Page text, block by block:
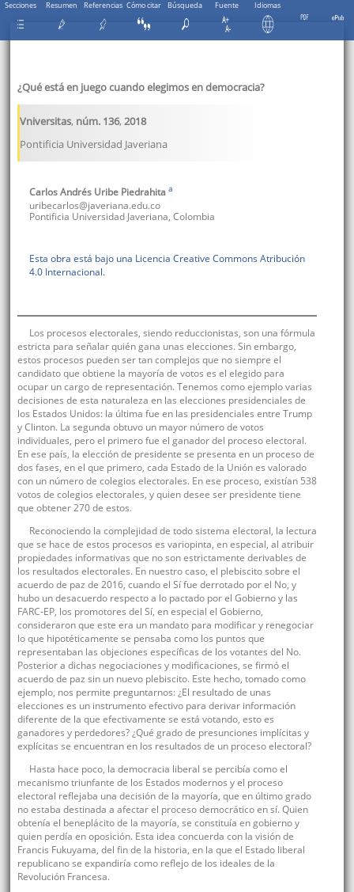
Secciones Resumen Referencias Cómo citar Búsqueda Fuente Idiomas
¿Qué está en juego cuando elegimos en democracia?
Vniversitas, núm. 136, 2018
Pontificia Universidad Javeriana
Carlos Andrés Uribe Piedrahita a
uribecarlos@javeriana.edu.co
Pontificia Universidad Javeriana, Colombia
Esta obra está bajo una Licencia Creative Commons Atribución
4.0 Internacional.
Los procesos electorales, siendo reduccionistas, son una fórmula
estricta para señalar quién gana unas elecciones. Sin embargo,
estos procesos pueden ser tan complejos que no siempre el
candidato que obtiene la mayoría de votos es el elegido para
ocupar un cargo de representación. Tenemos como ejemplo varias
decisiones de esta naturaleza en las elecciones presidenciales de
los Estados Unidos: la última fue en las presidenciales entre Trump
y Clinton. La segunda obtuvo un mayor número de votos
individuales, pero el primero fue el ganador del proceso electoral.
En ese país, la elección de presidente se presenta en un proceso de
dos fases, en el que primero, cada Estado de la Unión es valorado
con un número de colegios electorales. En ese proceso, existían 538
votos de colegios electorales, y quien desee ser presidente tiene
que obtener 270 de estos.
Reconociendo la complejidad de todo sistema electoral, la lectura
que se hace de estos procesos es variopinta, en especial, al atribuir
propiedades informativas que no son estrictamente derivables de
los resultados electorales. En nuestro caso, el plebiscito sobre el
acuerdo de paz de 2016, cuando el Sí fue derrotado por el No, y
hubo un desacuerdo respecto a lo pactado por el Gobierno y las
FARC-EP, los promotores del Sí, en especial el Gobierno,
consideraron que este era un mandato para modificar y renegociar
lo que hipotéticamente se pensaba como los puntos que
representaban las objeciones específicas de los votantes del No.
Posterior a dichas negociaciones y modificaciones, se firmó el
acuerdo de paz sin un nuevo plebiscito. Este hecho, tomado como
ejemplo, nos permite preguntarnos: ¿El resultado de unas
elecciones es un instrumento efectivo para derivar información
diferente de la que efectivamente se está votando, esto es
ganadores y perdedores? ¿Qué grado de presunciones implícitas y
explícitas se encuentran en los resultados de un proceso electoral?
Hasta hace poco, la democracia liberal se percibía como el
mecanismo triunfante de los Estados modernos y el proceso
electoral reflejaba una decisión de la mayoría, que en último grado
no estaba destinada a afectar el proceso democrático en sí. Quien
obtenía el beneplácito de la mayoría, se constituía en gobierno y
quien perdía en oposición. Esta idea concuerda con la visión de
Francis Fukuyama, del fin de la historia, en la que el Estado liberal
republicano se expandiría como reflejo de los ideales de la
Revolución Francesa.